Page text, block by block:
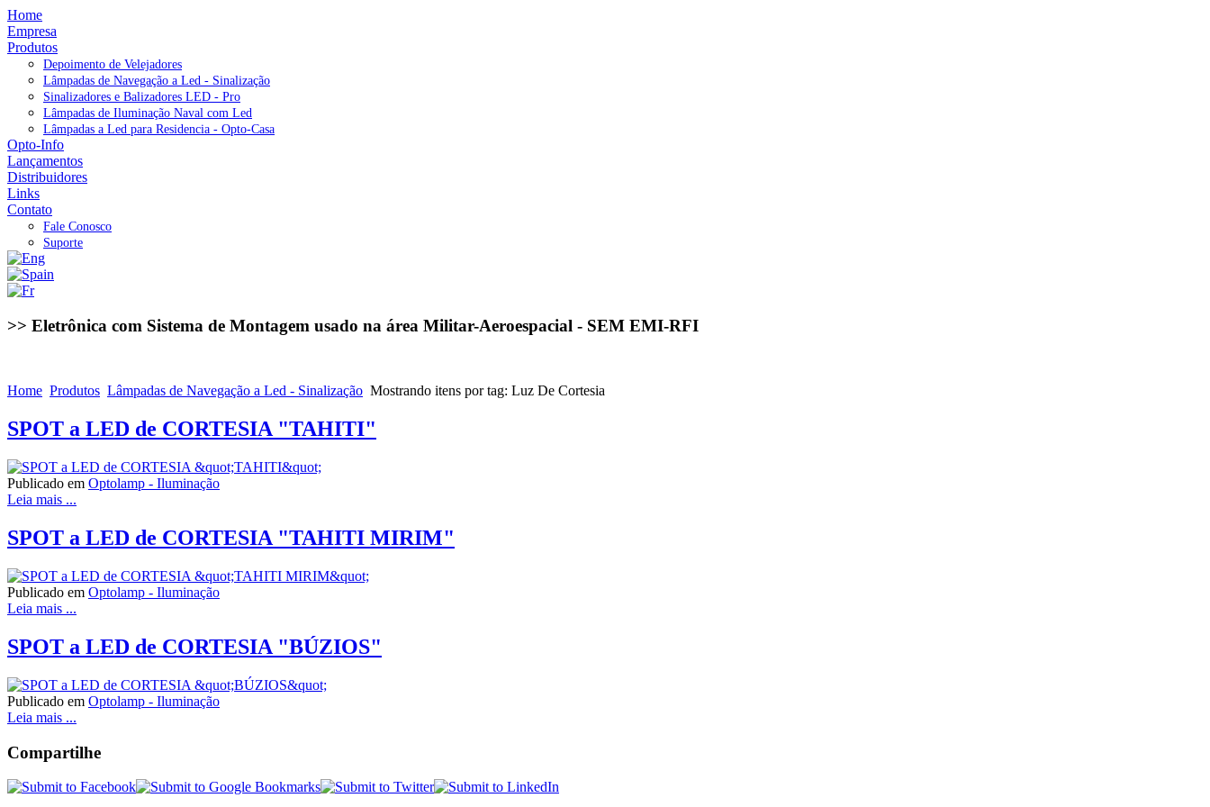
Home
Empresa
Produtos
Depoimento de Velejadores
Lâmpadas de Navegação a Led - Sinalização
Sinalizadores e Balizadores LED - Pro
Lâmpadas de Iluminação Naval com Led
Lâmpadas a Led para Residencia - Opto-Casa
Opto-Info
Lançamentos
Distribuidores
Links
Contato
Fale Conosco
Suporte
>> Eletrônica com Sistema de Montagem usado na área Militar-Aeroespacial - SEM EMI-RFI
Home Produtos Lâmpadas de Navegação a Led - Sinalização Mostrando itens por tag: Luz De Cortesia
SPOT a LED de CORTESIA "TAHITI"
Publicado em Optolamp - Iluminação
Leia mais ...
SPOT a LED de CORTESIA "TAHITI MIRIM"
Publicado em Optolamp - Iluminação
Leia mais ...
SPOT a LED de CORTESIA "BÚZIOS"
Publicado em Optolamp - Iluminação
Leia mais ...
Compartilhe